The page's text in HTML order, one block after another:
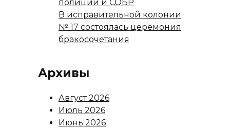
полиции и СОБР
В исправительной колонии
№ 17 состоялась церемония
бракосочетания
Архивы
Август 2026
Июль 2026
Июнь 2026